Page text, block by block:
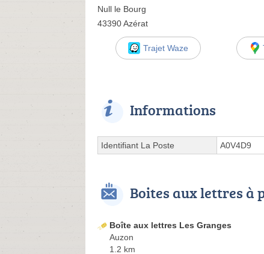
Null le Bourg
43390 Azérat
Trajet Waze
Informations
Identifiant La Poste A0V4D9
Boites aux lettres à
Boîte aux lettres Les Granges
Auzon
1.2 km